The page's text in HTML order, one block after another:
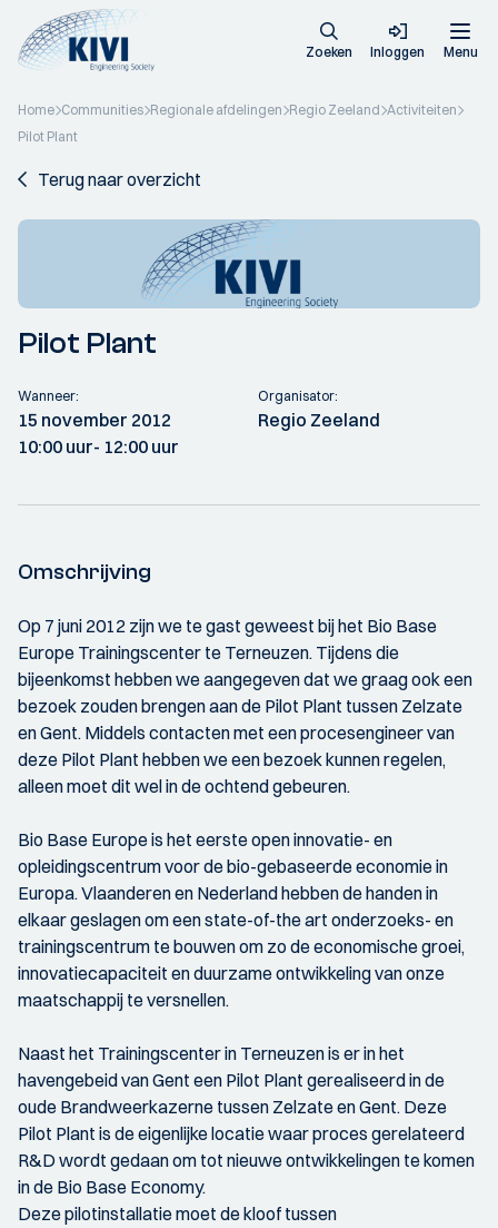
Zoeken Inloggen Menu
Home Communities Regionale afdelingen Regio Zeeland Activiteiten
Pilot Plant
Terug naar overzicht
Pilot Plant
Wanneer:
15 november 2012
10:00 uur- 12:00 uur
Organisator:
Regio Zeeland
Omschrijving
Op 7 juni 2012 zijn we te gast geweest bij het Bio Base
Europe Trainingscenter te Terneuzen. Tijdens die
bijeenkomst hebben we aangegeven dat we graag ook een
bezoek zouden brengen aan de Pilot Plant tussen Zelzate
en Gent. Middels contacten met een procesengineer van
deze Pilot Plant hebben we een bezoek kunnen regelen,
alleen moet dit wel in de ochtend gebeuren.
Bio Base Europe is het eerste open innovatie- en
opleidingscentrum voor de bio-gebaseerde economie in
Europa. Vlaanderen en Nederland hebben de handen in
elkaar geslagen om een state-of-the art onderzoeks- en
trainingscentrum te bouwen om zo de economische groei,
innovatiecapaciteit en duurzame ontwikkeling van onze
maatschappij te versnellen.
Naast het Trainingscenter in Terneuzen is er in het
havengebeid van Gent een Pilot Plant gerealiseerd in de
oude Brandweerkazerne tussen Zelzate en Gent. Deze
Pilot Plant is de eigenlijke locatie waar proces gerelateerd
R&D wordt gedaan om tot nieuwe ontwikkelingen te komen
in de Bio Base Economy.
Deze pilotinstallatie moet de kloof tussen